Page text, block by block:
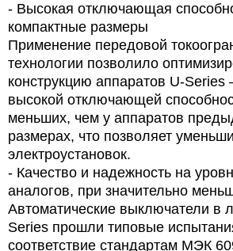
- Высокая отключающая
компактные размеры
Применение передовой
технологии позволило
конструкцию аппаратов U-
высокой отключающей
меньших, чем у аппаратов
размерах, что позволяет
электроустановок.
- Качество и надежность на
аналогов, при значительно
Автоматические выключатели в
Series прошли типовые
соответствие стандартам МЭК